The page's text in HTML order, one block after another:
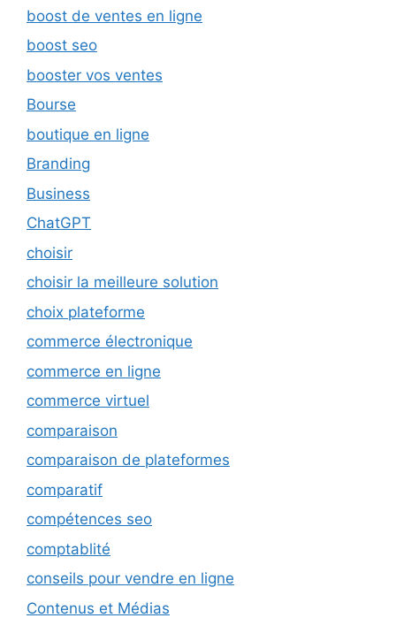
boost de ventes en ligne
boost seo
booster vos ventes
Bourse
boutique en ligne
Branding
Business
ChatGPT
choisir
choisir la meilleure solution
choix plateforme
commerce électronique
commerce en ligne
commerce virtuel
comparaison
comparaison de plateformes
comparatif
compétences seo
comptablité
conseils pour vendre en ligne
Contenus et Médias